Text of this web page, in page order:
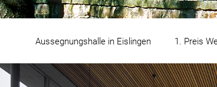
Aussegnungshalle in Eislingen 1. Preis